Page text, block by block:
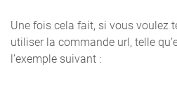
Une fois cela fait, si vous voulez
utiliser la commande url, telle
l’exemple suivant :